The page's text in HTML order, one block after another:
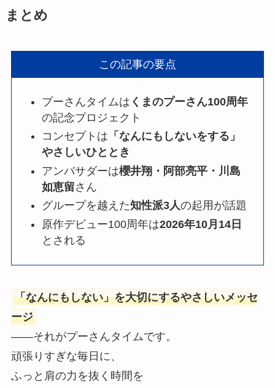
まとめ
この記事の要点
プーさんタイムは くまのプーさん100周年
の記念プロジェクト
コンセプトは 「なんにもしないをする」
やさしいひととき
アンバサダーは櫻井翔・阿部亮平・川島
如恵留さん
グループを越えた知性派3人の起用が話題
原作デビュー100周年は2026年10月14日
とされる
「なんにもしない」を大切にするやさしいメッセ
ージ
――それがプーさんタイムです。
頑張りすぎな毎日に、
ふっと肩の力を抜く時間を